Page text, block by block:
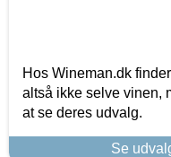
Hos Wineman.dk
altså ikke selve vinen,
at se deres udvalg.
Se